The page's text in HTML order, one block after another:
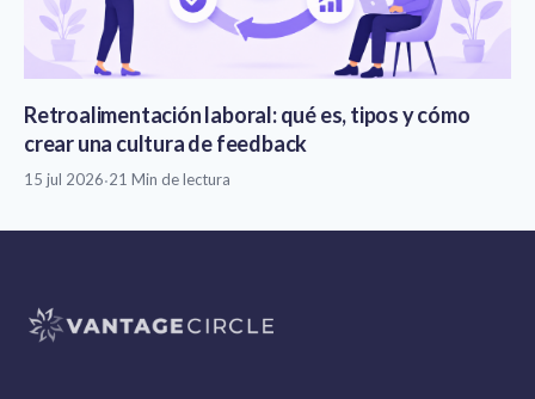
Retroalimentación laboral: qué es, tipos y cómo
crear una cultura de feedback
15 jul 2026·21 Min de lectura